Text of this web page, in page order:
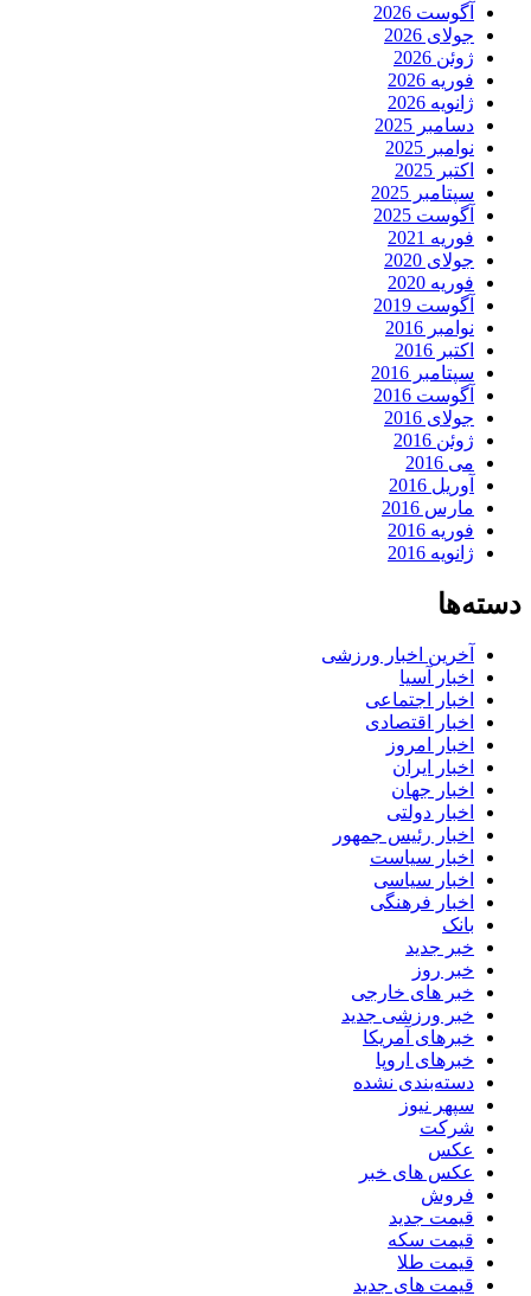
آگوست 2026
جولای 2026
ژوئن 2026
فوریه 2026
ژانویه 2026
دسامبر 2025
نوامبر 2025
اکتبر 2025
سپتامبر 2025
آگوست 2025
فوریه 2021
جولای 2020
فوریه 2020
آگوست 2019
نوامبر 2016
اکتبر 2016
سپتامبر 2016
آگوست 2016
جولای 2016
ژوئن 2016
می 2016
آوریل 2016
مارس 2016
فوریه 2016
ژانویه 2016
دسته‌ها
آخرین اخبار ورزشی
اخبار آسیا
اخبار اجتماعی
اخبار اقتصادی
اخبار امروز
اخبار ایران
اخبار جهان
اخبار دولتی
اخبار رئیس جمهور
اخبار سیاست
اخبار سیاسی
اخبار فرهنگی
بانک
خبر جدید
خبر روز
خبر های خارجی
خبر ورزشی جدید
خبرهای آمریکا
خبرهای اروپا
دسته‌بندی نشده
سپهر نیوز
شرکت
عکس
عکس های خبر
فروش
قیمت جدید
قیمت سکه
قیمت طلا
قیمت های جدید